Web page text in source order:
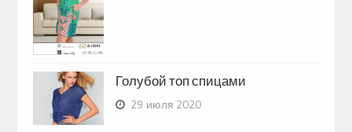
Голубой топ спицами
29 июля 2020